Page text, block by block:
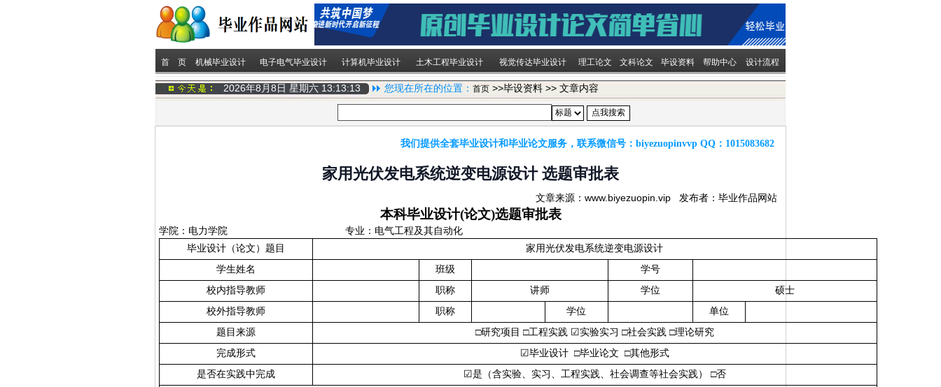
首 页 机械毕业设计 电子电气毕业设计 计算机毕业设计 土木工程毕业设计 视觉传达毕业设计 理工论文 文科论文 毕设资料 帮助中心 设计流程
2026年8月8日 星期六 13:13:13 您现在所在的位置： 首页 >>毕设资料 >> 文章内容
我们提供全套毕业设计和毕业论文服务，联系微信号： biyezuopinvvp QQ： 1015083682
家用光伏发电系统逆变电源设计 选题审批表
文章来源：www.biyezuopin.vip 发布者：毕业作品网站
本科毕业设计(论文)选题审批表
学院： 电力学院 专业： 电气工程及其自动化
毕业设计（论文）题目
家用光伏发电系统逆变电源设计
学生姓名
班级
学号
校内指导教师
职称 讲师 学位
硕士
校外指导教师
职称 学位
单位
题目来源
□研究项目 □工程实践 ☑实验实习 □社会实践 □理论研究
完成形式
☑毕业设计 □毕业论文 □其他形式
是否在实践中完成
☑是（含实验、实习、工程实践、社会调查等社会实践）
□否